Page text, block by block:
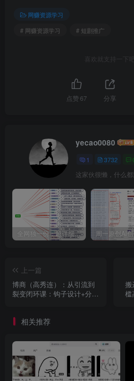
网赚资源学习
# 网赚资源学习
# 短剧推广
喜欢就支持一下吧
点赞 67 分享
yecao0080
1 3732
这家伙很懒，什么
全网独一份：超详细的40+个自媒体赛道领域解析手册，让你的内容创作不再局限！
上一篇
博商（高秀连）：从引流到
裂变闭环课：钩子设计+分层
搬
槛
相关推荐